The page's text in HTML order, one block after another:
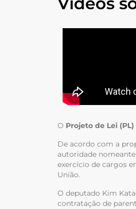
O Projeto de Lei (PL)
De acordo com a
autoridade
exercício de cargos
União.
O deputado Kim
contratação de